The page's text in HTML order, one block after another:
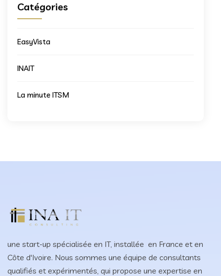
Catégories
EasyVista
INAIT
La minute ITSM
une start-up spécialisée en IT, installée en France et en
Côte d'Ivoire. Nous sommes une équipe de consultants
qualifiés et expérimentés, qui propose une expertise en